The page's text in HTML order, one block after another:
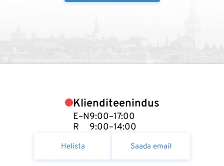
Klienditeenindus
E–N
R
9:00–17:00
9:00–14:00
Helista Saada email